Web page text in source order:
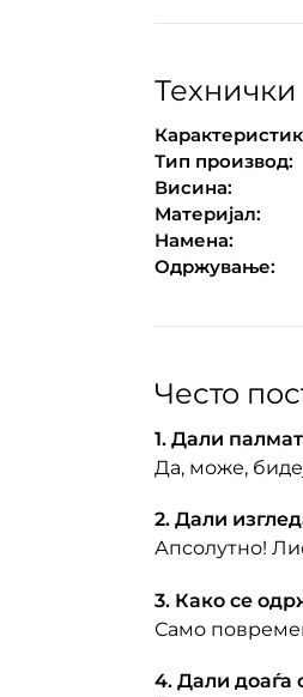
Тип производ:
Висина:
Материјал:
Намена:
Одржување:
Често
1. Дали
Да, може,
2. Дали
Апсолутно!
3. Како се
Само
4. Дали доаѓа